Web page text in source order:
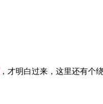
，才明白过来，这里还有个